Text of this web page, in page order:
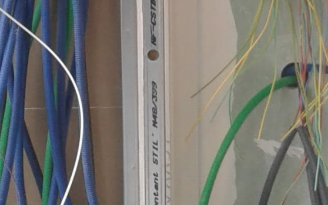
un service d'electricien entre voisins ou
proposer mes services d'electricien.